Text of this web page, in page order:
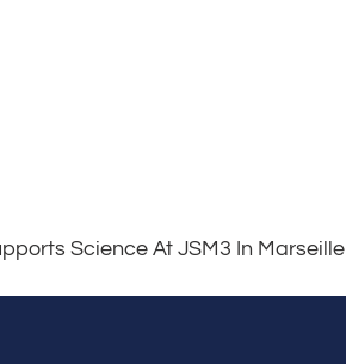
Science At JSM3 In Marseille